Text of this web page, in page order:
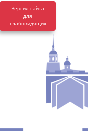
Версия сайта
для
слабовидящих